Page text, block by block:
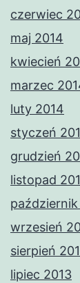
czerwiec
maj 2014
kwiecień
marzec
luty 2014
styczeń
grudzień
listopad
wrzesień
sierpień
lipiec 2013